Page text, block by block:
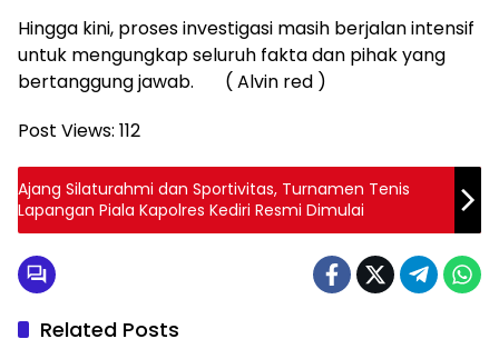
Hingga kini, proses investigasi masih berjalan intensif
untuk mengungkap seluruh fakta dan pihak yang
bertanggung jawab. ( Alvin red )
Post Views: 112
Ajang Silaturahmi dan Sportivitas, Turnamen Tenis
Lapangan Piala Kapolres Kediri Resmi Dimulai
Related Posts